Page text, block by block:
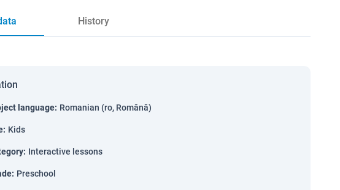
History
language: Romanian (ro, Română)
: Kids
: Interactive lessons
: Preschool